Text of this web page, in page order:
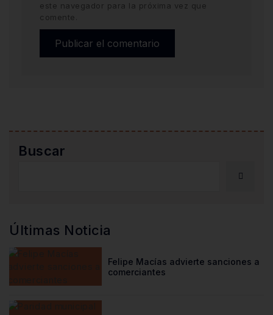
este navegador para la próxima vez que
comente.
Buscar
Últimas Noticia
Felipe Macías advierte sanciones a
comerciantes